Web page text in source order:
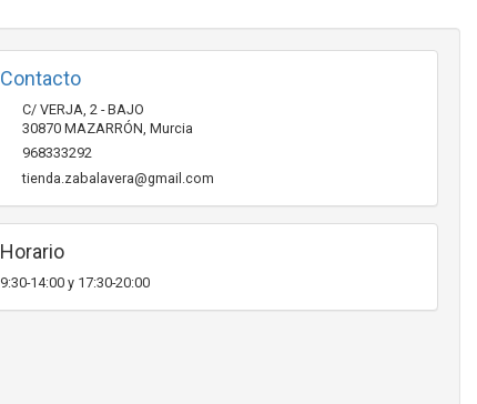
Contacto
C/ VERJA, 2 - BAJO
30870 MAZARRÓN, Murcia
968333292
tienda.zabalavera@gmail.com
Horario
9:30-14:00 y 17:30-20:00